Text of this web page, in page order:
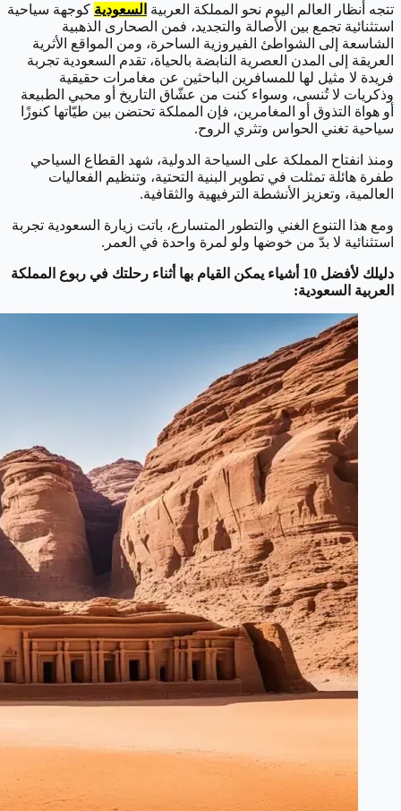
تتجه أنظار العالم اليوم نحو المملكة العربية السعودية كوجهة سياحية
استثنائية تجمع بين الأصالة والتجديد، فمن الصحارى الذهبية
الشاسعة إلى الشواطئ الفيروزية الساحرة، ومن المواقع الأثرية
العريقة إلى المدن العصرية النابضة بالحياة، تقدم السعودية تجربة
فريدة لا مثيل لها للمسافرين الباحثين عن مغامرات حقيقية
وذكريات لا تُنسى، وسواء كنت من عشّاق التاريخ أو محبي الطبيعة
أو هواة التذوق أو المغامرين، فإن المملكة تحتضن بين طيّاتها كنوزًا
سياحية تغني الحواس وتثري الروح.
ومنذ انفتاح المملكة على السياحة الدولية، شهد القطاع السياحي
طفرة هائلة تمثلت في تطوير البنية التحتية، وتنظيم الفعاليات
العالمية، وتعزيز الأنشطة الترفيهية والثقافية.
ومع هذا التنوع الغني والتطور المتسارع، باتت زيارة السعودية تجربة
استثنائية لا بدّ من خوضها ولو لمرة واحدة في العمر.
دليلك لأفضل 10 أشياء يمكن القيام بها أثناء رحلتك في ربوع المملكة
العربية السعودية: